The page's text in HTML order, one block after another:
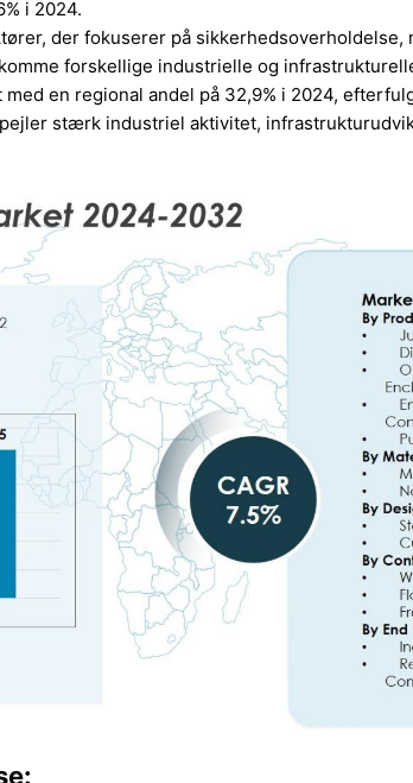
i 2024.
der fokuserer på
forskellige industrielle og
en regional andel på 32,9% i 2024,
stærk industriel aktivitet,